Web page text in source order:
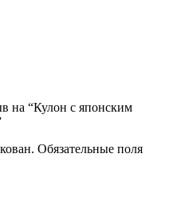
на “Кулон с японским
Обязательные поля